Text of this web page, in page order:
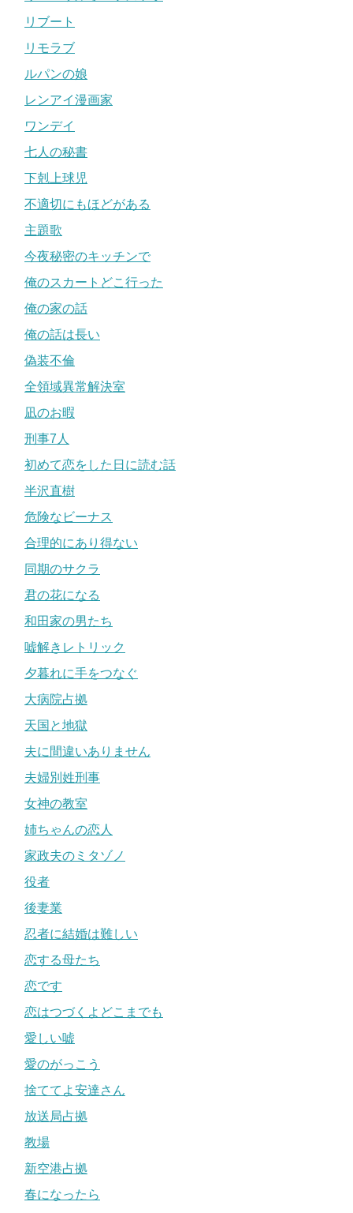
リブート
リモラブ
ルパンの娘
レンアイ漫画家
ワンデイ
七人の秘書
下剋上球児
不適切にもほどがある
主題歌
今夜秘密のキッチンで
俺のスカートどこ行った
俺の家の話
俺の話は長い
偽装不倫
全領域異常解決室
凪のお暇
刑事7人
初めて恋をした日に読む話
半沢直樹
危険なビーナス
合理的にあり得ない
同期のサクラ
君の花になる
和田家の男たち
嘘解きレトリック
夕暮れに手をつなぐ
大病院占拠
天国と地獄
夫に間違いありません
夫婦別姓刑事
女神の教室
姉ちゃんの恋人
家政夫のミタゾノ
役者
後妻業
忍者に結婚は難しい
恋する母たち
恋です
恋はつづくよどこまでも
愛しい嘘
愛のがっこう
捨ててよ安達さん
放送局占拠
教場
新空港占拠
春になったら